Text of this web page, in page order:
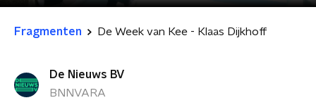
Fragmenten De Week van Kee - Klaas Dijkhoff
De Nieuws BV
BNNVARA